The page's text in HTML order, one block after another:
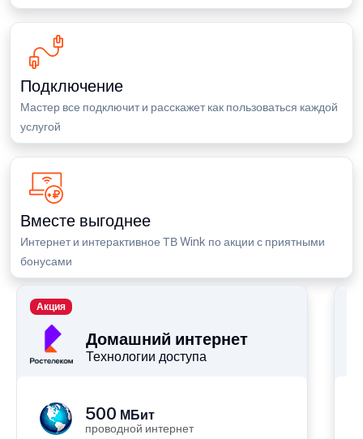
Подключение
Мастер все подключит и расскажет как пользоваться каждой
услугой
Вместе выгоднее
Интернет и интерактивное ТВ Wink по акции с приятными
бонусами
Домашний интернет
Технологии доступа
Акция
500 МБит
проводной интернет